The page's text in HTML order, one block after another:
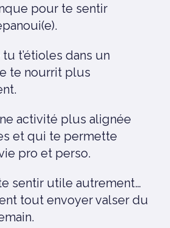
pour te sentir
t’étioles dans un
te nourrit plus
activité plus alignée
et qui te permette
pro et perso.
sentir utile autrement…
tout envoyer valser du